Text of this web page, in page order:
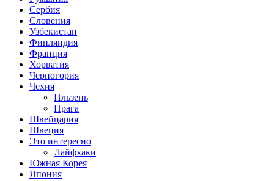
Сербия
Словения
Узбекистан
Финляндия
Франция
Хорватия
Черногория
Чехия
Пльзень
Прага
Швейцария
Швеция
Это интересно
Лайфхаки
Южная Корея
Япония